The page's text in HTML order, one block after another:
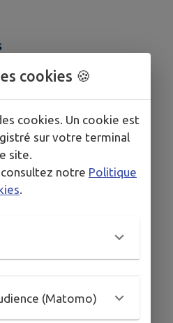
cookies 🍪
cookies. Un cookie est
sur votre terminal
site.
notre Politique
.
(Matomo)